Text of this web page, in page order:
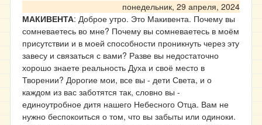
понедельник, 29 апреля, 2024
МАКИВЕНТА: Доброе утро. Это Макивента. Почему вы
сомневаетесь во мне? Почему вы сомневаетесь в моём
присутствии и в моей способности проникнуть через эту
завесу и связаться с вами? Разве вы недостаточно
хорошо знаете реальность Духа и своё место в
Творении? Дорогие мои, все вы - дети Света, и о
каждом из вас заботятся так, словно вы -
единоутробное дитя нашего Небесного Отца. Вам не
нужно беспокоиться о том, что вы забыты или одиноки.